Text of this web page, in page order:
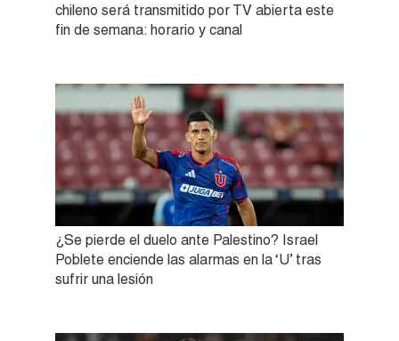
chileno será transmitido por TV abierta este
fin de semana: horario y canal
¿Se pierde el duelo ante Palestino? Israel
Poblete enciende las alarmas en la ‘U’ tras
sufrir una lesión